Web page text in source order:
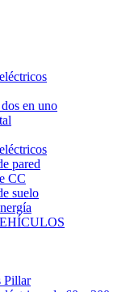
en uno
pared
CC
suelo
Pillar